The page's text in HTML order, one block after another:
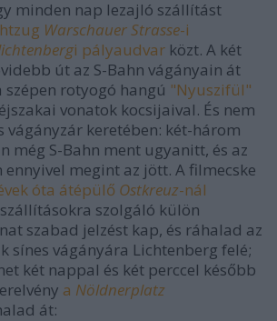
minden nap lezajló szállítást
Warschauer Strasse-i
i pályaudvar közt. A két
út az S-Bahn vágányain át
szépen rotyogó hangú "Nyuszifül"
vonatok kocsijaival. És nem
keretében: két-három
még S-Bahn ment ugyanitt, és az
megint az jött. A filmecske
óta átépülő Ostkreuz-nál
szolgáló külön
szabad jelzést kap, és ráhalad az
sínes vágányára Lichtenberg felé;
két nappal és két perccel később
a Nöldnerplatz
át: